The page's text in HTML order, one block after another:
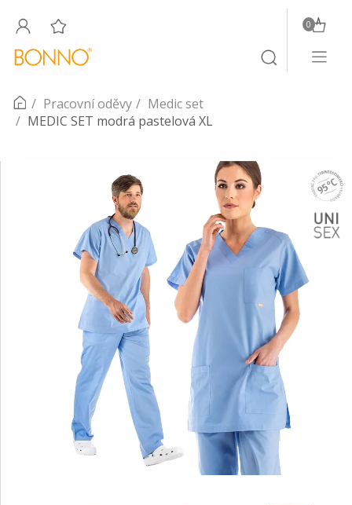
Toggle
search
0
Toggle
Pracovní oděvy
Medic set
MEDIC SET modrá pastelová XL